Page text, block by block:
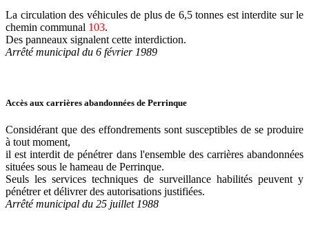
La circulation des véhicules de plus de 6,5 tonnes est interdite sur le
chemin communal 103.
Des panneaux signalent cette interdiction.
Arrêté municipal du 6 février 1989
Accès aux carrières abandonnées de Perrinque
Considérant que des effondrements sont susceptibles de se produire
à tout moment,
il est interdit de pénétrer dans l'ensemble des carrières abandonnées
situées sous le hameau de Perrinque.
Seuls les services techniques de surveillance habilités peuvent y
pénétrer et délivrer des autorisations justifiées.
Arrêté municipal du 25 juillet 1988